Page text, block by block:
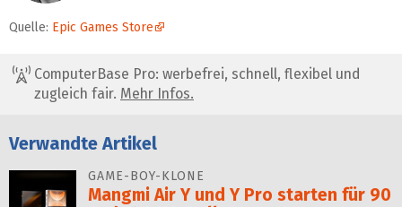
Quelle: Epic Games Store
ComputerBase Pro: werbefrei, schnell, flexibel und
zugleich fair. Mehr Infos.
Verwandte Artikel
GAME-BOY-KLONE
Mangmi Air Y und Y Pro starten für 90